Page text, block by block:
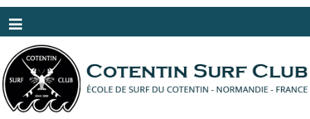
Panneau de gestion des cookies